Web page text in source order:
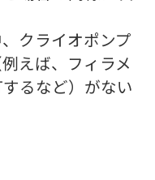
クライオポンプ
えば、フィラメ
るなど）がない